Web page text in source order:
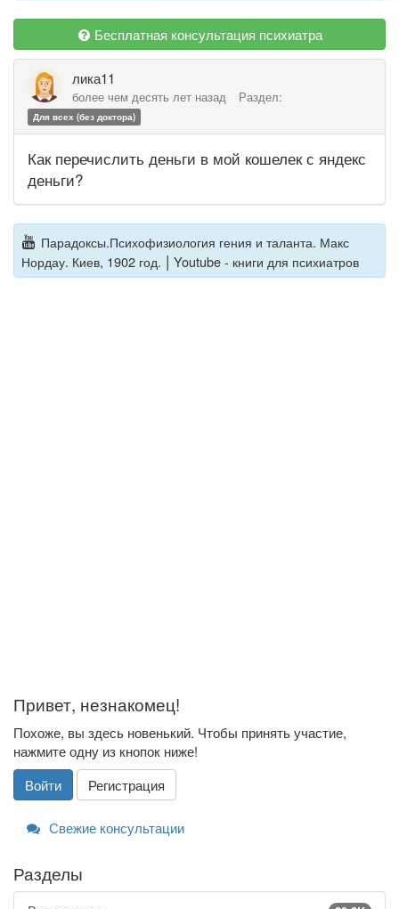
Бесплатная консультация психиатра
лика11
более чем десять лет назад Раздел:
Для всех (без доктора)
Как перечислить деньги в мой кошелек с яндекс
деньги?
Парадоксы.Психофизиология гения и таланта. Макс
Нордау. Киев, 1902 год. | Youtube - книги для психиатров
Привет, незнакомец!
Похоже, вы здесь новенький. Чтобы принять участие,
нажмите одну из кнопок ниже!
Войти
Регистрация
Свежие консультации
Разделы